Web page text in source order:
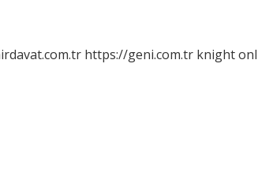
https://geni.com.tr knight